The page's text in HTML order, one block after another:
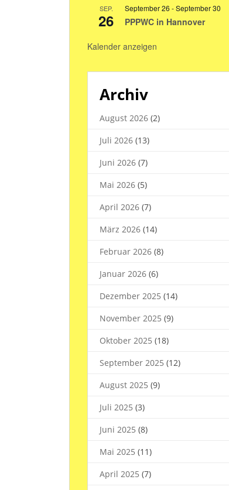
SEP.
26
September 26 -September 30
PPPWC in Hannover
Kalender anzeigen
Archiv
August 2026 (2)
Juli 2026 (13)
Juni 2026 (7)
Mai 2026 (5)
April 2026 (7)
März 2026 (14)
Februar 2026 (8)
Januar 2026 (6)
Dezember 2025 (14)
November 2025 (9)
Oktober 2025 (18)
September 2025 (12)
August 2025 (9)
Juli 2025 (3)
Juni 2025 (8)
Mai 2025 (11)
April 2025 (7)